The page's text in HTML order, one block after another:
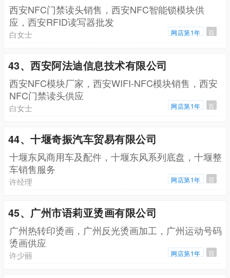
西安NFC门禁读头销售，西安NFC智能锁模块供
应，西安RFID读写器批发
白女士 网店第1年 百
43、西安阿法迪信息技术有限公司
西安NFC模块厂家，西安WIFI-NFC模块销售，西安
NFC门禁读头供应
白女士 网店第1年 百
44、十堰奇振汽车贸易有限公司
十堰东风商用车及配件，十堰东风系列底盘，十堰整
车销售服务
许经理 网店第1年 百
45、广州市语莉亚烫画有限公司
广州热转印烫画，广州反光烫画加工，广州运动号码
烫画供应
许少丽 网店第1年 百